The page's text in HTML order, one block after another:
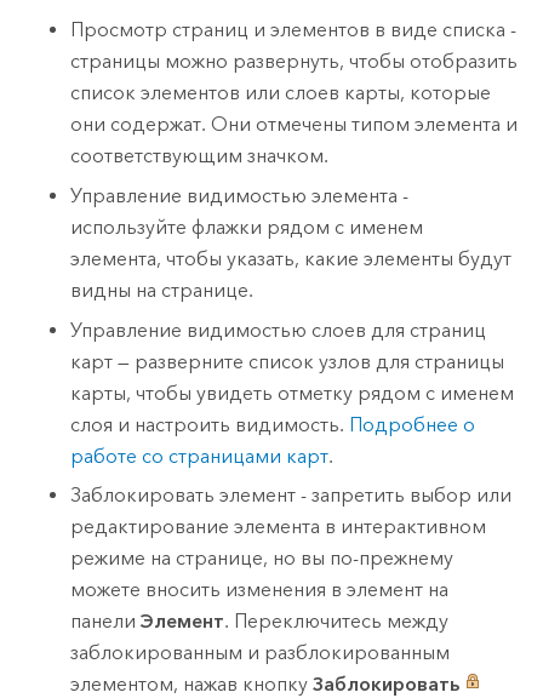
Просмотр страниц и элементов в виде списка -
страницы можно развернуть, чтобы отобразить
список элементов или слоев карты, которые
они содержат. Они отмечены типом элемента и
соответствующим значком.
Управление видимостью элемента -
используйте флажки рядом с именем
элемента, чтобы указать, какие элементы будут
видны на странице.
Управление видимостью слоев для страниц
карт — разверните список узлов для страницы
карты, чтобы увидеть отметку рядом с именем
слоя и настроить видимость. Подробнее о
работе со страницами карт.
Заблокировать элемент - запретить выбор или
редактирование элемента в интерактивном
режиме на странице, но вы по-прежнему
можете вносить изменения в элемент на
панелиЭлемент. Переключитесь между
заблокированным и разблокированным
элементом, нажав кнопкуЗаблокировать